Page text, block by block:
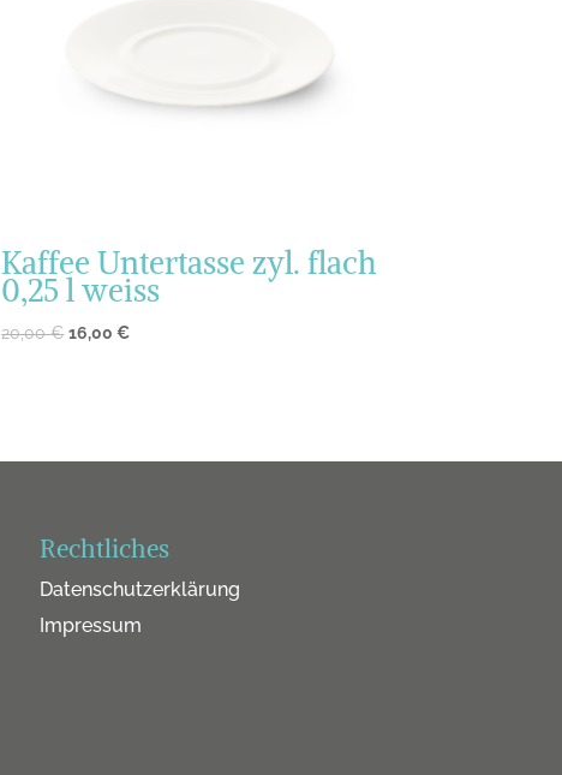
Kaffee Untertasse zyl. flach
0,25 l weiss
20,00€ 16,00€
Rechtliches
Datenschutzerklärung
Impressum